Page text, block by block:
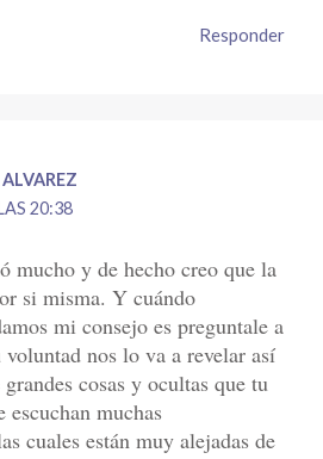
Responder
20:38
mucho y de hecho creo que la
si misma. Y cuándo
mi consejo es preguntale a
nos lo va a revelar así
cosas y ocultas que tu
escuchan muchas
cuales están muy alejadas de